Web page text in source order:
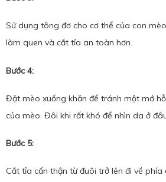
Sử dụng tông đơ cho cơ thể của con
làm quen và cắt tỉa an toàn hơn.
Bước 4:
Đặt mèo xuống khăn để tránh một mớ
của mèo. Đôi khi rất khó để nhìn da ở
Bước 5:
Cắt tỉa cẩn thận từ đuôi trở lên đi về